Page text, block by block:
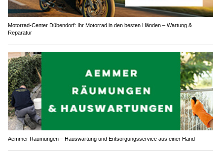
Motorrad-Center Dübendorf: Ihr Motorrad in den besten Händen – Wartung &
Reparatur
Aemmer Räumungen – Hauswartung und Entsorgungsservice aus einer Hand